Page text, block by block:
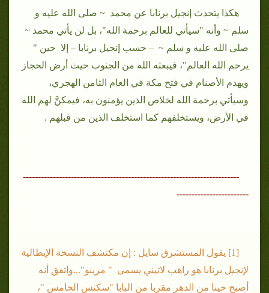
هكذا يتحدث إنجيل برنابا عن محمد ~ صلى الله عليه و
سلم ~ وأنه "سيأتي للعالم برحمة الله"، بل لن يأتي محمد ~
صلى الله عليه و سلم ~ – حسب إنجيل برنابا – إلا حين "
يرحم الله العالم"، فيبعثه الله من الجنوب حيث أرض الحجاز
ويهدم الأصنام في فتح مكة في العام الثامن الهجري،
وسيأتي برحمة الله لخلاص الذين يؤمنون به، فيمكنَّ لهم الله
في الأرض، ويستخلفهم كما استخلف الذين من قبلهم .
------------------------------------------------------------------------
------------------------
[1] يقول المستشرق سايل : إن مكتشف النسخة الإيطالية
لإنجيل برنابا هو راهب لاتيني يسمى " مرينو"...واتفق أنه
أصبح حينا من الدهر مقربا من البابا "سكتس الخامس "،